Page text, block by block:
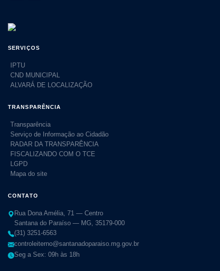
SERVIÇOS
IPTU
CND MUNICIPAL
ALVARÁ DE LOCALIZAÇÃO
TRANSPARÊNCIA
Transparência
Serviço de Informação ao Cidadão
RADAR DA TRANSPARÊNCIA
FISCALIZANDO COM O TCE
LGPD
Mapa do site
CONTATO
Rua Dona Amélia, 71 — Centro
Santana do Paraíso — MG, 35179-000
(31) 3251-6563
controleiterno@santanadoparaiso.mg.gov.br
Seg a Sex: 09h às 18h